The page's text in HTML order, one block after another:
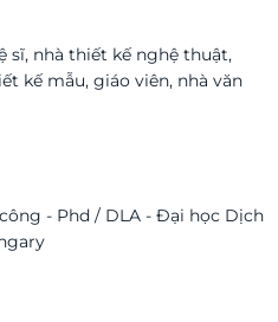
sĩ, nhà thiết kế nghệ thuật,
kế mẫu, giáo viên, nhà văn
- Phd / DLA - Đại học Dịch